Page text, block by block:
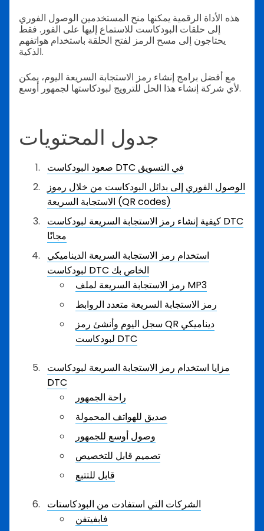
هذه الأداة الرقمية يمكنها منح المستخدمين الوصول الفوري
إلى حلقات البودكاست للاستماع إليها على الفور. فقط
يحتاجون إلى مسح الرمز لفتح الحلقة باستخدام هواتفهم
الذكية.
مع أفضل برامج إنشاء رمز الاستجابة السريعة اليوم، يمكن
لأي شركة إنشاء هذا الحل للترويج لبودكاستها لجمهور أوسع.
جدول المحتويات
صعود البودكاست DTC في التسويق
الوصول الفوري إلى بدائل البودكاست من خلال رموز
الاستجابة السريعة (QR codes)
كيفية إنشاء رمز الاستجابة السريعة لبودكاست DTC
مجانًا
استخدام رمز الاستجابة السريعة الديناميكي
لبودكاست DTC الخاص بك
رمز الاستجابة السريعة لملف MP3
رمز الاستجابة السريعة متعدد الروابط
سجل اليوم وأنشئ رمز QR ديناميكي
لبودكاست DTC
مزايا استخدام رمز الاستجابة السريعة لبودكاست
DTC
راحة الجمهور
صديق للهواتف المحمولة
وصول أوسع للجمهور
تصميم قابل للتخصيص
قابل للتتبع
الشركات التي استفادت من البودكاستات
فابفيتفن